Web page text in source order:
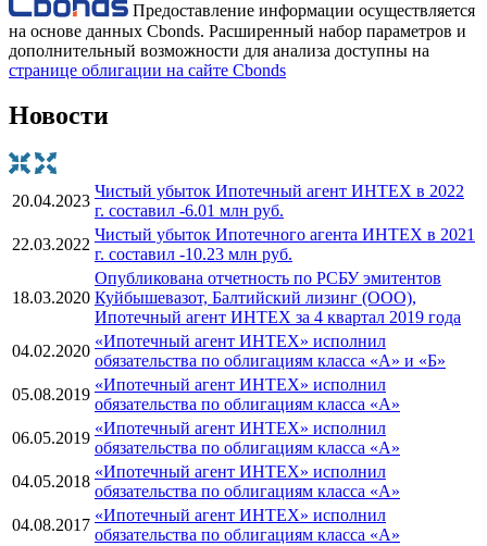
Предоставление информации осуществляется
на основе данных Cbonds. Расширенный набор параметров и
дополнительный возможности для анализа доступны на
странице облигации на сайте Cbonds
Новости
20.04.2023
Чистый убыток Ипотечный агент ИНТЕХ в 2022
г. составил -6.01 млн руб.
22.03.2022
Чистый убыток Ипотечного агента ИНТЕХ в 2021
г. составил -10.23 млн руб.
18.03.2020
Опубликована отчетность по РСБУ эмитентов
Куйбышевазот, Балтийский лизинг (ООО),
Ипотечный агент ИНТЕХ за 4 квартал 2019 года
04.02.2020
«Ипотечный агент ИНТЕХ» исполнил
обязательства по облигациям класса «А» и «Б»
05.08.2019
«Ипотечный агент ИНТЕХ» исполнил
обязательства по облигациям класса «А»
06.05.2019
«Ипотечный агент ИНТЕХ» исполнил
обязательства по облигациям класса «А»
04.05.2018
«Ипотечный агент ИНТЕХ» исполнил
обязательства по облигациям класса «А»
04.08.2017
«Ипотечный агент ИНТЕХ» исполнил
обязательства по облигациям класса «А»